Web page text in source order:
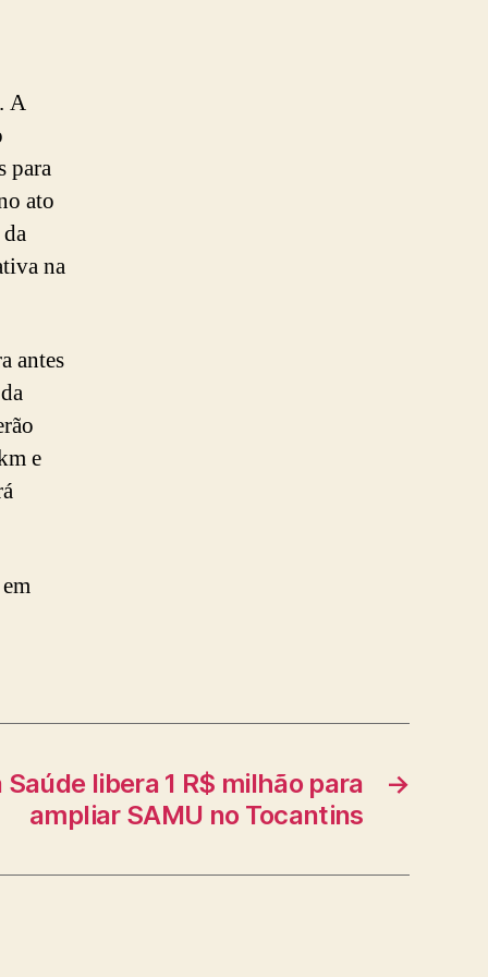
A
para
ato
na
antes
e
→
libera 1 R$ milhão para
ampliar SAMU no Tocantins